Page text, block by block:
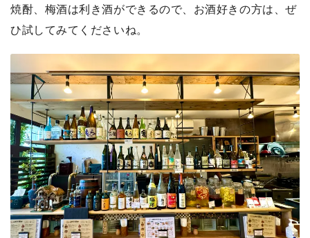
焼酎、梅酒は利き酒ができるので、お酒好きの方は、ぜ
ひ試してみてくださいね。